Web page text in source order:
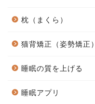
枕（まくら）
猫背矯正（姿勢矯正）
睡眠の質を上げる
睡眠アプリ